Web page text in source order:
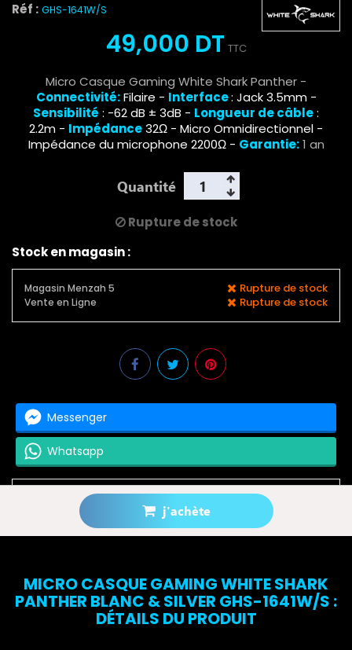
Réf : GHS-1641W/S
49,000 DT TTC
Micro Casque Gaming White Shark Panther -
Connectivité: Filaire - Interface: Jack 3.5mm -
Sensibilité : -62 dB ± 3dB - Longueur de câble:
2.2m - Impédance32Ω - Micro Omnidirectionnel -
Impédance du microphone 2200Ω- Garantie:1 an
Quantité
j'achète
Rupture de stock
Stock en magasin :
Magasin Menzah 5 Rupture de stock
Vente en Ligne Rupture de stock
Messenger
Whatsapp
Prévenez-moi lorsque le produit est disponible
MICRO CASQUE GAMING WHITE SHARK
PANTHER BLANC & SILVER GHS-1641W/S :
DÉTAILS DU PRODUIT